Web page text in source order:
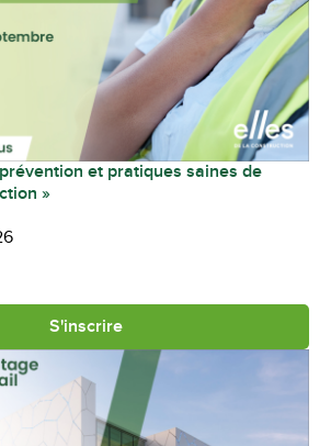
et pratiques saines de
»
S'inscrire